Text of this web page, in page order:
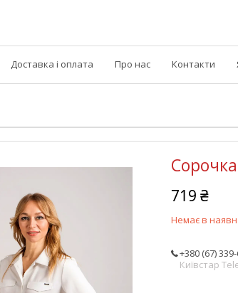
Доставка і оплата Про нас Контакти
719 ₴
Немає в
+380 (67)
Київстар